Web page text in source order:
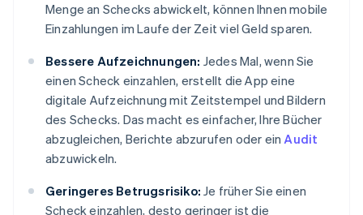
Menge an Schecks abwickelt, können Ihnen mobile
Einzahlungen im Laufe der Zeit viel Geld sparen.
Bessere Aufzeichnungen: Jedes Mal, wenn Sie
einen Scheck einzahlen, erstellt die App eine
digitale Aufzeichnung mit Zeitstempel und Bildern
des Schecks. Das macht es einfacher, Ihre Bücher
abzugleichen, Berichte abzurufen oder einAudit
abzuwickeln.
Geringeres Betrugsrisiko: Je früher Sie einen
Scheck einzahlen, desto geringer ist die